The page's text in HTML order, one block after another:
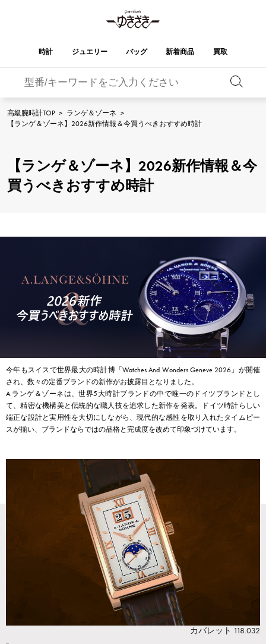
時計 ジュエリー バッグ 新着商品 買取
ロレックス
A.LANGE & SOHNE
ランゲ＆ゾーネ
Breguet
ブレゲ
PATEK PHILIPPE
ンタン
パネライ
AUDEMARS PIGUET
オーデマ・ピゲ
JAEGER LE COULTRE
ジャガー・ルクルト
CHANEL Cartier
カルティエ
HARRY WINSTON
ハリー・ウィンストン
BVLGARI
ブルガリ
ZENITH
ゼニス
TAG HEUER
タグホイヤー
DUNAMIS
デュナミス
TABLE CLOCK
置き時計
ヴィンテージウォッチ
すべての時計ブランドを見る
YUKIZAKI
ジュエリー
ジュエリー
レガリア ダブルトップ
YOBIKO
ヨビコ
ALPHA putite eclat
リッチクロス
TwinPinky
ツインピンキー
ANGLER
アングラー
ETERNITY
エタニティ
HIMAWARI YUKIZAKI BACHIKAN
ゆきざき バチカン
USED NOMBRE
ノンブル認定中古
USED ALPHA
アルファ認定中古
オリジナルジュエリー一覧へ
バーキン オータクロア
ケリー ピコタンロック
ガーデンパーティー エブリン
財布
高級腕時計TOP > ランゲ＆ゾーネ >
【ランゲ＆ゾーネ】2026新作情報＆今買うべきおすすめ時計
【ランゲ＆ゾーネ】2026新作情報＆今
買うべきおすすめ時計
今年もスイスで世界最大の時計博「Watches And Wonders Geneve 2026」が開催
され、数々の定番ブランドの新作がお披露目となりました。
A.ランゲ＆ゾーネは、世界5大時計ブランドの中で唯一のドイツブランドとし
て、精密な機構美と伝統的な職人技を追求した新作を発表。ドイツ時計らしい
端正な設計と実用性を大切にしながら、現代的な感性を取り入れたタイムピー
スが揃い、ブランドならではの品格と完成度を改めて印象づけています。
カバレット 118.032